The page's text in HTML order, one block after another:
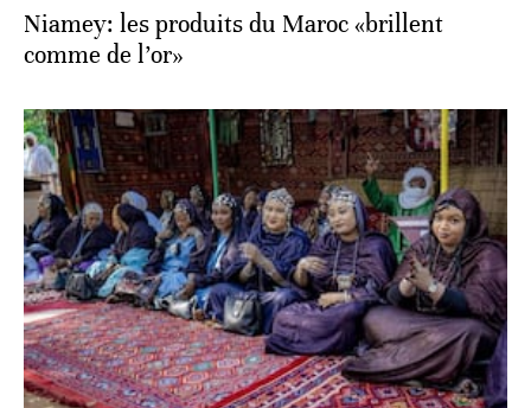
Niamey: les produits du Maroc «brillent
comme de l’or»